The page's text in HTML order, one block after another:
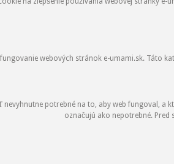
webových stránok e-umami.sk. Táto
potrebné na to, aby web fungoval,
označujú ako nepotrebné.